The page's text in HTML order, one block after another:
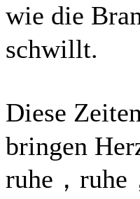
wie die
schwillt.
Diese
bringen
ruhe，ruhe